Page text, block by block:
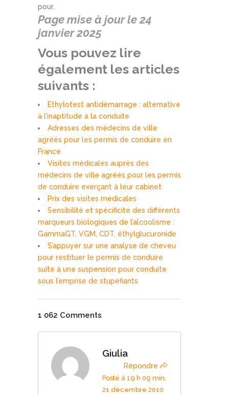
pour.
Page mise à jour le 24
janvier 2025
Vous pouvez lire
également les articles
suivants :
Ethylotest antidémarrage : alternative
à l’inaptitude à la conduite
Adresses des médecins de ville
agréés pour les permis de conduire en
France
Visites médicales auprès des
médecins de ville agréés pour les permis
de conduire exerçant à leur cabinet
Prix des visites médicales
Sensibilité et spécificité des différents
marqueurs biologiques de l’alcoolisme :
GammaGT, VGM, CDT, éthylglucuronide
S’appuyer sur une analyse de cheveu
pour restituer le permis de conduire
suite à une suspension pour conduite
sous l’emprise de stupéfiants
1 062 Comments
Giulia
Répondre
Posté à 19 h 09 min,
21 décembre 2010